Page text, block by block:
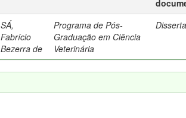
SÁ,
Fabrício
Bezerra de
Programa de Pós-
Graduação em Ciência
Veterinária